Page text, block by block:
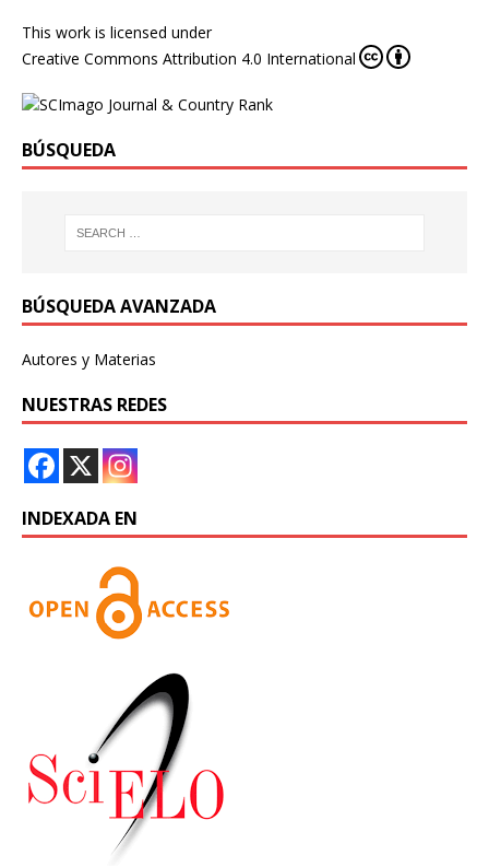
This work is licensed under
Creative Commons Attribution 4.0 International
BÚSQUEDA
BÚSQUEDA AVANZADA
Autores y Materias
NUESTRAS REDES
INDEXADA EN